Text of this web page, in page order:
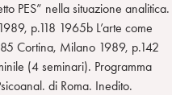
PES” nella situazione analitica.
p.118 1965b L’arte come
Cortina, Milano 1989, p.142
(4 seminari). Programma
di Roma. Inedito.